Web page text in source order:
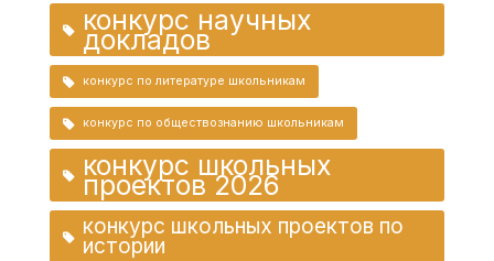
конкурс научных
докладов
конкурс по литературе школьникам
конкурс по обществознанию школьникам
конкурс школьных
проектов 2026
конкурс школьных проектов по
истории